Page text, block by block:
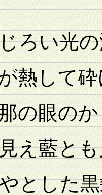
光の
て砕け
のか
とも
した黒